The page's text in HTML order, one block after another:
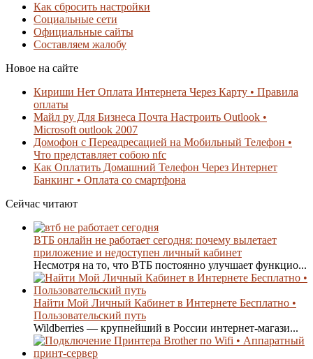
Как сбросить настройки
Социальные сети
Официальные сайты
Составляем жалобу
Новое на сайте
Кириши Нет Оплата Интернета Через Карту • Правила
оплаты
Майл ру Для Бизнеса Почта Настроить Outlook •
Microsoft outlook 2007
Домофон с Переадресацией на Мобильный Телефон •
Что представляет собою nfc
Как Оплатить Домашний Телефон Через Интернет
Банкинг • Оплата со смартфона
Сейчас читают
ВТБ онлайн не работает сегодня: почему вылетает
приложение и недоступен личный кабинет
Несмотря на то, что ВТБ постоянно улучшает функцио...
Найти Мой Личный Кабинет в Интернете Бесплатно •
Пользовательский путь
Wildberries — крупнейший в России интернет-магази...